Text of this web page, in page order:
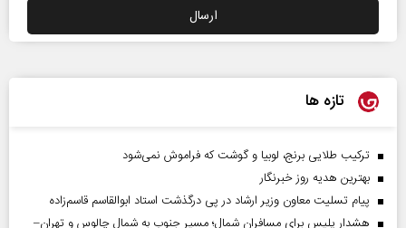
تازه ها
ترکیب طلایی برنج، لوبیا و گوشت که فراموش نمی‌شود
بهترین هدیه روز خبرنگار
پیام تسلیت معاون وزیر ارشاد در پی درگذشت استاد ابوالقاسم قاسم‌زاده
هشدار پلیس برای مسافران شمال؛ مسیر جنوب به شمال چالوس و تهران–